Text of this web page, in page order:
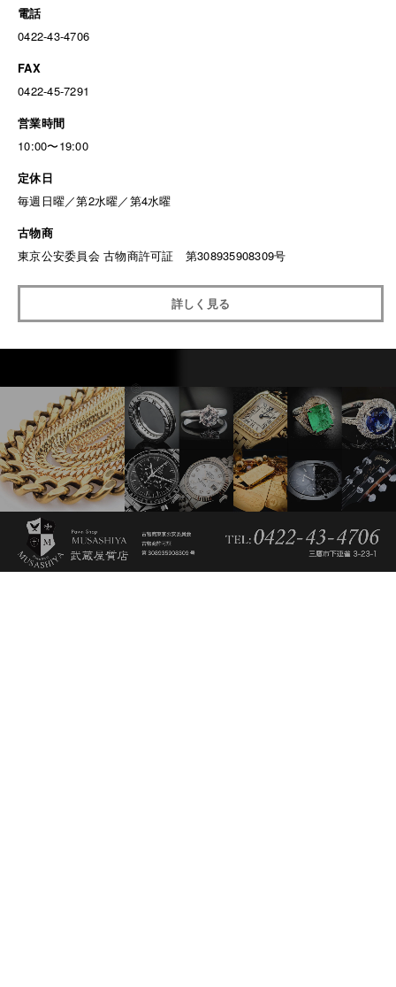
電話
0422-43-4706
FAX
0422-45-7291
営業時間
10:00〜19:00
定休日
毎週日曜／第2水曜／第4水曜
古物商
東京公安委員会 古物商許可証 第308935908309号
詳しく見る